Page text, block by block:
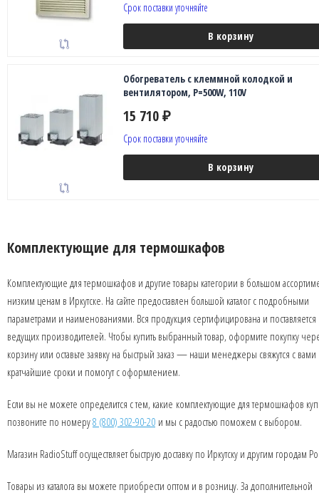
Срок поставки уточняйте
В корзину
Обогреватель с клеммной колодкой и
вентилятором, P=500W, 110V
15 710 ₽
Срок поставки уточняйте
В корзину
Комплектующие для термошкафов
Комплектующие для термошкафов и другие товары категории в большом
низким ценам в Иркутске. На сайте предоставлен большой каталог с подробными
параметрами и наименованиями. Вся продукция сертифицирована и поставляется
ведущих производителей. Чтобы купить выбранный товар, оформите покупку
корзину или оставьте заявку на быстрый заказ — наши менеджеры свяжутся с вами
кратчайшие сроки и помогут с оформлением.
Если вы не можете определится с тем, какие комплектующие для термошкафов
позвоните по номеру8 (800) 302-90-20 и мы с радостью поможем с выбором.
Магазин RadioStuff осуществляет быструю доставку по Иркутску и другим городам
Товары из каталога вы можете приобрести оптом и в розницу. За дополнительной